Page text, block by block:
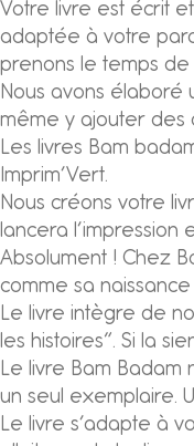
Votre livre est écrit
adaptée à votre
prenons le temps
Nous avons élaboré
même y ajouter des
Les livres Bam
Imprim’Vert.
Nous créons votre
lancera l’impression
Absolument ! Chez
comme sa naissance
Le livre intègre de
les histoires”. Si la
Le livre Bam Badam
un seul exemplaire.
Le livre s’adapte à